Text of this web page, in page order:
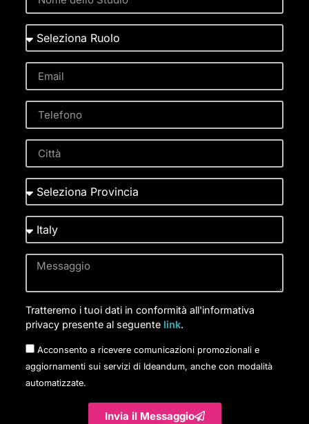
Tratteremo i tuoi dati in conformità all'informativa
privacy presente al seguente link.
Acconsento a ricevere comunicazioni promozionali e
aggiornamenti sui servizi di Ideandum, anche con modalità
automatizzate.
Invia il Messaggio